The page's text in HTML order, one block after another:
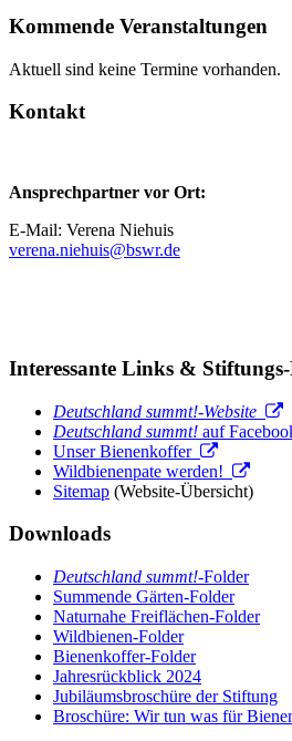
Kommende Veranstaltungen
Aktuell sind keine Termine vorhanden.
Kontakt
Ansprechpartner vor Ort:
E-Mail: Verena Niehuis
verena.niehuis@bswr.de
Interessante Links &
Deutschland summt!-Website
Deutschland summt! auf
Unser Bienenkoffer
Wildbienenpate werden!
Sitemap (Website-Übersicht)
Downloads
Deutschland summt!-Folder
Summende Gärten-Folder
Naturnahe Freiflächen-Folder
Wildbienen-Folder
Bienenkoffer-Folder
Jahresrückblick 2024
Jubiläumsbroschüre der Stiftung
Broschüre: Wir tun was für